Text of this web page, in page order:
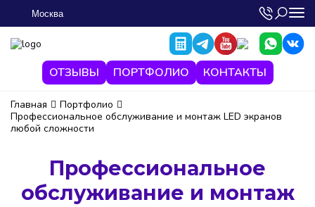
Москва
ОТЗЫВЫ ПОРТФОЛИО КОНТАКТЫ
Главная
Портфолио
Профессиональное обслуживание и монтаж LED экранов
любой сложности
Профессиональное
обслуживание и монтаж